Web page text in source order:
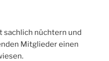
sachlich nüchtern und
Mitglieder einen